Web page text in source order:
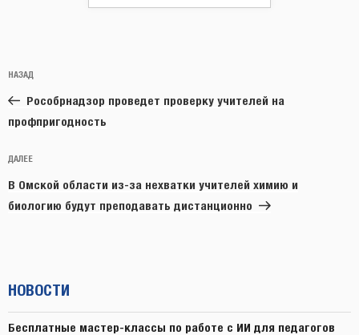
по
записям
Предыдущая
запись:
НАЗАД
Рособрнадзор проведет проверку учителей на
профпригодность
Следующая
запись
ДАЛЕЕ
В Омской области из-за нехватки учителей химию и
биологию будут преподавать дистанционно
НОВОСТИ
Бесплатные мастер-классы по работе с ИИ для педагогов